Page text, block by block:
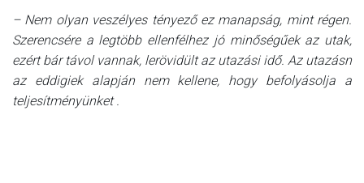
– Nem olyan veszélyes tényező ez manapság, mint régen.
Szerencsére a legtöbb ellenfélhez jó minőségűek az utak,
ezért bár távol vannak, lerövidült az utazási idő. Az utazásn
az eddigiek alapján nem kellene, hogy befolyásolja a
teljesítményünket .